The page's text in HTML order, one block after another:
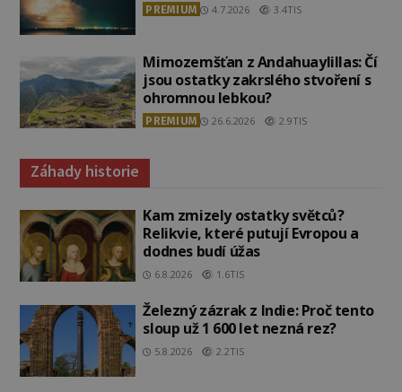
PREMIUM 4.7.2026 3.4TIS
Mimozemšťan z Andahuaylillas: Čí
jsou ostatky zakrslého stvoření s
ohromnou lebkou?
PREMIUM 26.6.2026 2.9TIS
Záhady historie
Kam zmizely ostatky světců?
Relikvie, které putují Evropou a
dodnes budí úžas
6.8.2026 1.6TIS
Železný zázrak z Indie: Proč tento
sloup už 1 600 let nezná rez?
5.8.2026 2.2TIS